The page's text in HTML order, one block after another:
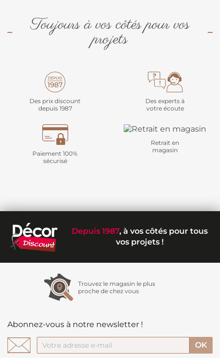
Toujours à vos côtés pour vos
projets
Des prix discount
depuis 1987
Des experts à
votre écoute
Paiement 100%
sécurisé
Retrait en
magasin
Depuis 1987, à vos côtés pour tous
vos projets !
Trouvez le magasin le plus
proche de chez vous
Abonnez-vous à notre newsletter !